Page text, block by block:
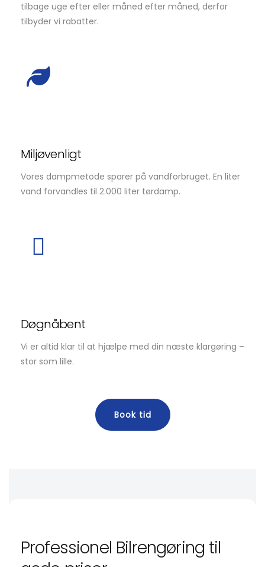
tilbage uge efter eller måned efter måned, derfor
tilbyder vi rabatter.
Miljøvenligt
Vores dampmetode sparer på vandforbruget. En liter
vand forvandles til 2.000 liter tørdamp.
Døgnåbent
Vi er altid klar til at hjælpe med din næste klargøring –
stor som lille.
Book tid
Professionel Bilrengøring til